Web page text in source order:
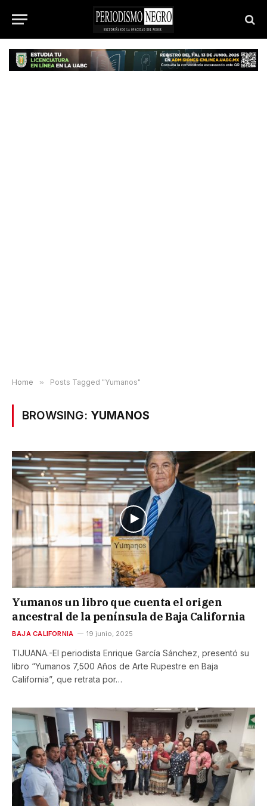
Home » Posts Tagged "Yumanos"
BROWSING: YUMANOS
Yumanos un libro que cuenta el origen
ancestral de la península de Baja California
BAJA CALIFORNIA 19 junio, 2025
TIJUANA.-El periodista Enrique García Sánchez, presentó su
libro “Yumanos 7,500 Años de Arte Rupestre en Baja
California”, que retrata por…